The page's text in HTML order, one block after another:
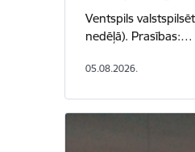
Ventspils
nedēļā). Prasības:…
05.08.2026.